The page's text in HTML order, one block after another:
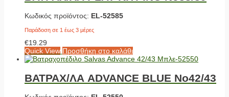
Κωδικός προϊόντος: EL-52585
Παράδοση σε 1 έως 3 μέρες
€19.29
Quick View Προσθήκη στο καλάθι
ΒΑΤΡΑΧ/ΛΑ ADVANCE BLUE No42/43